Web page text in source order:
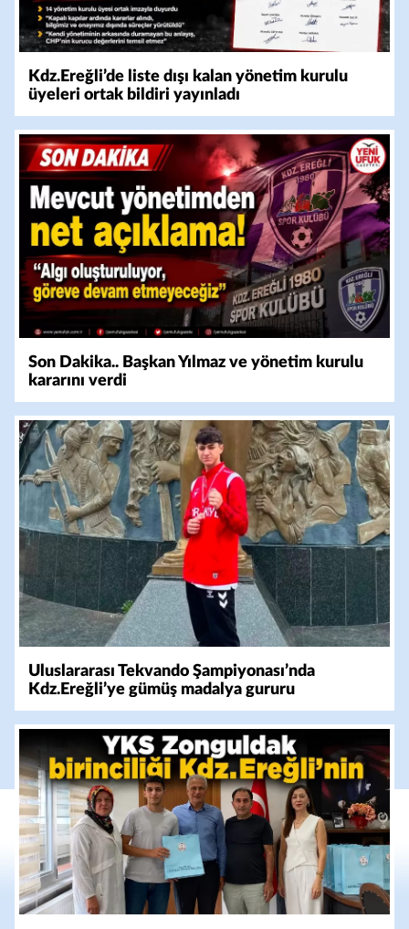
Kdz.Ereğli’de liste dışı kalan yönetim kurulu
üyeleri ortak bildiri yayınladı
Son Dakika.. Başkan Yılmaz ve yönetim kurulu
kararını verdi
Uluslararası Tekvando Şampiyonası’nda
Kdz.Ereğli’ye gümüş madalya gururu